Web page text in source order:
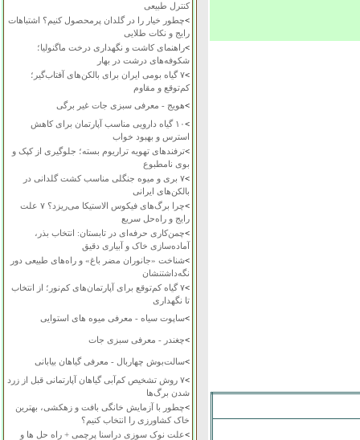
کنترل طبیعی
>چطور خیار را در گلدان پرمحصول کنیم؟ اشتباهات
رایج و نکات طلایی
>راهنمای کاشت و نگهداری درخت ماگنولیا؛
شکوفه‌های درشت در بهار
>
۷ گیاه بومی ایران برای بالکن‌های آفتاب‌گیر؛
کم‌توقع و مقاوم
>هویج - معرفی سبزی جات غیر برگی
>
۱۰ گیاه دارویی مناسب آپارتمان برای کاهش
استرس و بهبود خواب
>ترفندهای تهویه تراریوم بسته؛ جلوگیری از کپک و
بوی نامطبوع
>
۷ بری و میوه جنگلی مناسب کشت گلدانی در
بالکن‌های ایرانی
>
چرا برگ‌های فیکوس الاستیکا می‌ریزد؟ ۷ علت
رایج و راه‌حل سریع
>چمن‌کاری حرفه‌ای در تابستان: انتخاب بذر،
آماده‌سازی خاک و آبیاری دقیق
>شناخت «جانوران مضر باغ» و راه‌های طبیعی دور
نگه‌داشتنشان
>
۷ گیاه کم‌توقع برای آپارتمان‌های کم‌نور؛ از انتخاب
تا نگهداری
>ساپوت سیاه - معرفی میوه های استوایی
>چغندر - معرفی سبزی جات
>سالت‌بوش چهاربال - معرفی گیاهان بیابانی
>
۷ روش تشخیص کم‌آبی گیاهان آپارتمانی قبل از زرد
شدن برگ‌ها
>چطور با آزمایش خانگی بافت و زهکشی، بهترین
خاک کشاورزی را انتخاب کنیم؟
>علت نوک سوزی دراسنا پرچمی + راه حل ها و